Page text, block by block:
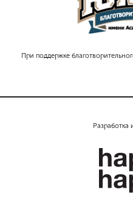
При поддержке
Разработка